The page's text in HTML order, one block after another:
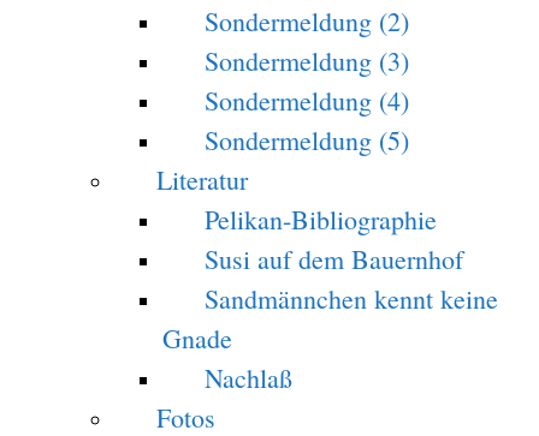
Sondermeldung (2)
Sondermeldung (3)
Sondermeldung (4)
Sondermeldung (5)
Literatur
Pelikan-Bibliographie
Susi auf dem Bauernhof
Sandmännchen kennt keine
Gnade
Nachlaß
Fotos